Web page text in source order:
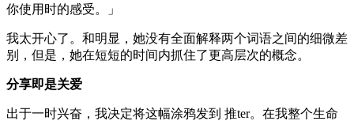
你使用时的感受。」
我太开心了。和明显，她没有全面解释两个词语之间的细微差
别，但是，她在短短的时间内抓住了更高层次的概念。
分享即是关爱
出于一时兴奋，我决定将这幅涂鸦发到 推ter。在我整个生命